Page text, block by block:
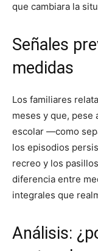
que cambiara la
Señales
medidas
Los familiares
meses y que, pese
escolar —como
los episodios
recreo y los
diferencia entre
integrales que
Análisis: